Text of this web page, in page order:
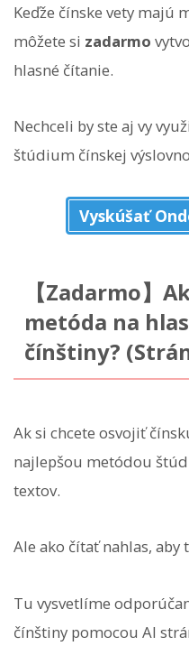
Keďže čínske vety majú
môžete si zadarmo
hlasné čítanie.
Nechceli by ste aj vy
štúdium čínskej
Vyskúšať
【Zadarmo】
metóda na
čínštiny?
Ak si chcete osvojiť
najlepšou metódou
textov.
Ale ako čítať nahlas, aby
Tu vysvetlíme
čínštiny pomocou AI